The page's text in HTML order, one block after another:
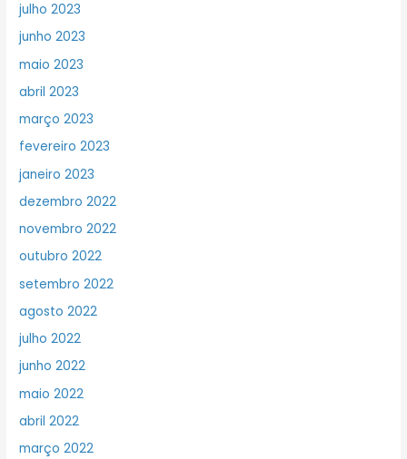
julho 2023
junho 2023
maio 2023
abril 2023
março 2023
fevereiro 2023
janeiro 2023
dezembro 2022
novembro 2022
outubro 2022
setembro 2022
agosto 2022
julho 2022
junho 2022
maio 2022
abril 2022
março 2022